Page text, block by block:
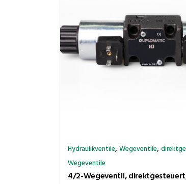
Hydraulikventile,Wegeventile,
Wegeventile